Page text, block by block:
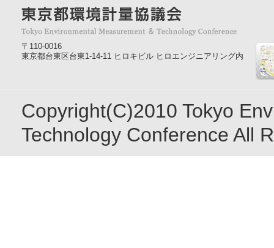
〒110-0016
東京都台東区台東1-14-11 ヒロキビル ヒロエンジニアリング内
Copyright(C)2010 Tokyo
Technology Conference All